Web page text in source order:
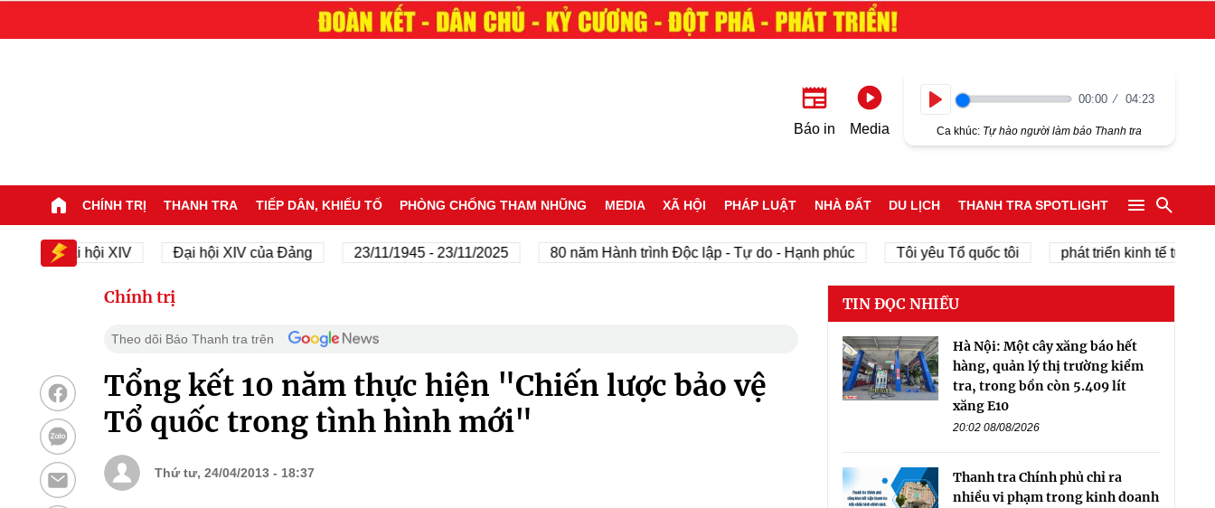
Báo in Media
00:00 04:23
Ca khúc: Tự hào người làm báo Thanh tra
CHÍNH TRỊ THANH TRA TIẾP DÂN, KHIẾU TỐ PHÒNG CHỐNG THAM NHŨNG MEDIA XÃ HỘI PHÁP LUẬT NHÀ ĐẤT DU LỊCH THANH TRA SPOTLIGHT
Đại hội XIV Đại hội XIV của Đảng 23/11/1945 - 23/11/2025 80 năm Hành trình Độc lập - Tự do - Hạnh phúc Tôi yêu Tổ quốc tôi phát triển kinh tế tư nhân
Chính trị
Theo dõi Báo Thanh tra trên
Tổng kết 10 năm thực hiện "Chiến lược bảo vệ
Tổ quốc trong tình hình mới"
Thứ tư, 24/04/2013 - 18:37
TIN ĐỌC NHIỀU
Hà Nội: Một cây xăng báo hết
hàng, quản lý thị trường kiểm
tra, trong bồn còn 5.409 lít
xăng E10
20:02 08/08/2026
Thanh tra Chính phủ chỉ ra
nhiều vi phạm trong kinh doanh